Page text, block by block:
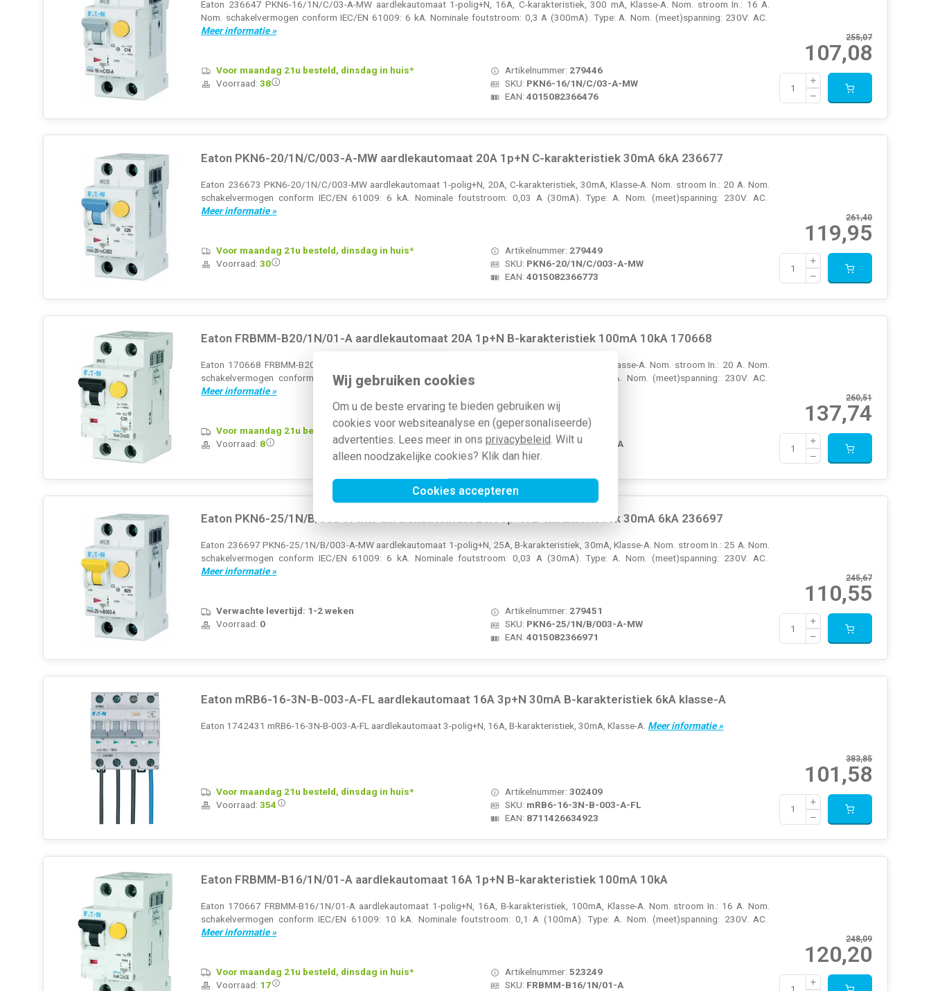
Wij gebruiken cookies
Om u de beste ervaring te bieden gebruiken wij
cookies voor websiteanalyse en (gepersonaliseerde)
advertenties. Lees meer in ons privacybeleid. Wilt u
alleen noodzakelijke cookies? Klik dan hier.
Cookies accepteren
Eaton 236647 PKN6-16/1N/C/03-A-MW aardlekautomaat 1-polig+N, 16A, C-karakteristiek, 300 mA, Klasse-A. Nom. stroom In.: 16 A.
Nom. schakelvermogen conform IEC/EN 61009: 6 kA. Nominale foutstroom: 0,3 A (300mA). Type: A. Nom. (meet)spanning: 230V. AC.
Meer informatie »
255,07
107,08
Artikelnummer: 279446
SKU: PKN6-16/1N/C/03-A-MW
EAN:4015082366476
Voor maandag 21u besteld, dinsdag in huis*
Voorraad: 38
Eaton PKN6-20/1N/C/003-A-MW aardlekautomaat 20A 1p+N C-karakteristiek 30mA 6kA 236677
Eaton 236673 PKN6-20/1N/C/003-MW aardlekautomaat 1-polig+N, 20A, C-karakteristiek, 30mA, Klasse-A. Nom. stroom In.: 20 A. Nom.
schakelvermogen conform IEC/EN 61009: 6 kA. Nominale foutstroom: 0,03 A (30mA). Type: A. Nom. (meet)spanning: 230V. AC.
Meer informatie »
261,40
119,95
Artikelnummer: 279449
SKU: PKN6-20/1N/C/003-A-MW
EAN:4015082366773
Voor maandag 21u besteld, dinsdag in huis*
Voorraad: 30
Eaton FRBMM-B20/1N/01-A aardlekautomaat 20A 1p+N B-karakteristiek 100mA 10kA 170668
Eaton 170668 FRBMM-B20/1N/01-A aardlekautomaat 1-polig+N, 20A, B-karakteristiek, 100 mA, Klasse-A. Nom. stroom In.: 20 A. Nom.
schakelvermogen conform IEC/EN 61009: 10 kA. Nominale foutstroom: 0,1 A (100mA). Type: A. Nom. (meet)spanning: 230V. AC.
Meer informatie »
260,51
137,74
Artikelnummer:523309
SKU:FRBMM-B20/1N/01-A
EAN:4015081672462
Voor maandag 21u besteld, dinsdag in huis*
Voorraad: 8
Eaton PKN6-25/1N/B/003-A-MW aardlekautomaat 25A 1p+N B-karakteristiek 30mA 6kA 236697
Eaton 236697 PKN6-25/1N/B/003-A-MW aardlekautomaat 1-polig+N, 25A, B-karakteristiek, 30mA, Klasse-A. Nom. stroom In.: 25 A. Nom.
schakelvermogen conform IEC/EN 61009: 6 kA. Nominale foutstroom: 0,03 A (30mA). Type: A. Nom. (meet)spanning: 230V. AC.
Meer informatie »
245,67
110,55
Artikelnummer: 279451
SKU: PKN6-25/1N/B/003-A-MW
EAN:4015082366971
Verwachte levertijd: 1-2 weken
Voorraad: 0
Eaton mRB6-16-3N-B-003-A-FL aardlekautomaat 16A 3p+N 30mA B-karakteristiek 6kA klasse-A
Eaton 1742431 mRB6-16-3N-B-003-A-FL aardlekautomaat 3-polig+N, 16A, B-karakteristiek, 30mA, Klasse-A. Meer informatie »
383,85
101,58
Artikelnummer:302409
SKU: mRB6-16-3N-B-003-A-FL
EAN: 8711426634923
Voor maandag 21u besteld, dinsdag in huis*
Voorraad: 354
Eaton FRBMM-B16/1N/01-A aardlekautomaat 16A 1p+N B-karakteristiek 100mA 10kA
Eaton 170667 FRBMM-B16/1N/01-A aardlekautomaat 1-polig+N, 16A, B-karakteristiek, 100mA, Klasse-A. Nom. stroom In.: 16 A. Nom.
schakelvermogen conform IEC/EN 61009: 10 kA. Nominale foutstroom: 0,1 A (100mA). Type: A. Nom. (meet)spanning: 230V. AC.
Meer informatie »
248,09
120,20
Artikelnummer:523249
SKU: FRBMM-B16/1N/01-A
Voor maandag 21u besteld, dinsdag in huis*
Voorraad: 17